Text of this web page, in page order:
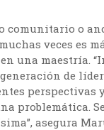
comunitario o
veces es
una maestría.
de
perspectivas
problemática.
asegura